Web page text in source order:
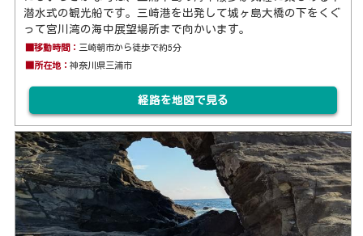
潜水式の観光船です。三崎港を出発して城ヶ島大橋の下をくぐ
って宮川湾の海中展望場所まで向かいます。
■移動時間： 三崎朝市から徒歩で約5分
■所在地：神奈川県三浦市
経路を地図で見る